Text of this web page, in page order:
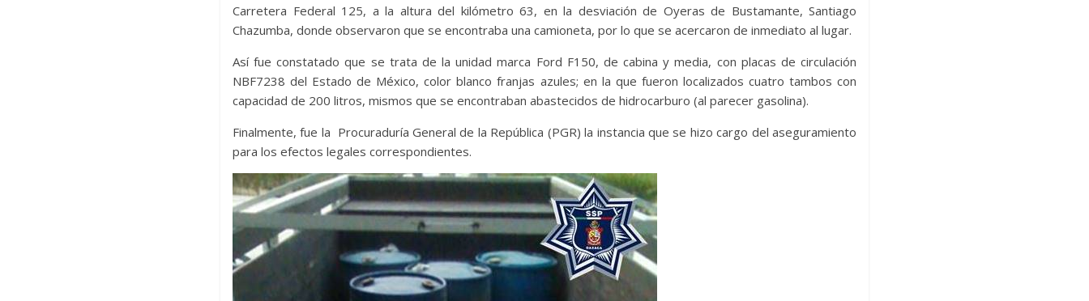
Carretera Federal 125, a la altura del kilómetro 63, en la desviación de Oyeras de Bustamante, Santiago
Chazumba, donde observaron que se encontraba una camioneta, por lo que se acercaron de inmediato al lugar.
Así fue constatado que se trata de la unidad marca Ford F150, de cabina y media, con placas de circulación
NBF7238 del Estado de México, color blanco franjas azules; en la que fueron localizados cuatro tambos con
capacidad de 200 litros, mismos que se encontraban abastecidos de hidrocarburo (al parecer gasolina).
Finalmente, fue la Procuraduría General de la República (PGR) la instancia que se hizo cargo del aseguramiento
para los efectos legales correspondientes.